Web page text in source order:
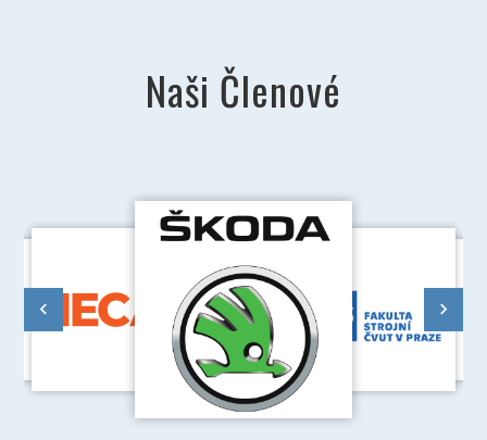
Naši Členové